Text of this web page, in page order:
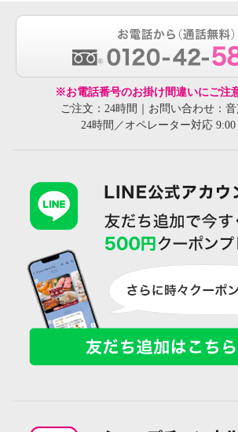
※お電話番号のお掛け間違いにご注
ご注文：24時間｜お問い合わせ：
24時間／オペレーター対応 9:00